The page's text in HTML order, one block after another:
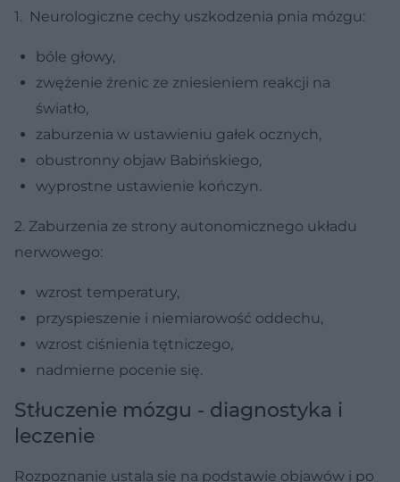
1. Neurologiczne cechy uszkodzenia pnia mózgu:
bóle głowy,
zwężenie źrenic ze zniesieniem reakcji na
światło,
zaburzenia w ustawieniu gałek ocznych,
obustronny objaw Babińskiego,
wyprostne ustawienie kończyn.
2. Zaburzenia ze strony autonomicznego układu
nerwowego:
wzrost temperatury,
przyspieszenie i niemiarowość oddechu,
wzrost ciśnienia tętniczego,
nadmierne pocenie się.
Stłuczenie mózgu - diagnostyka i
leczenie
Rozpoznanie ustala się na podstawie objawów i po